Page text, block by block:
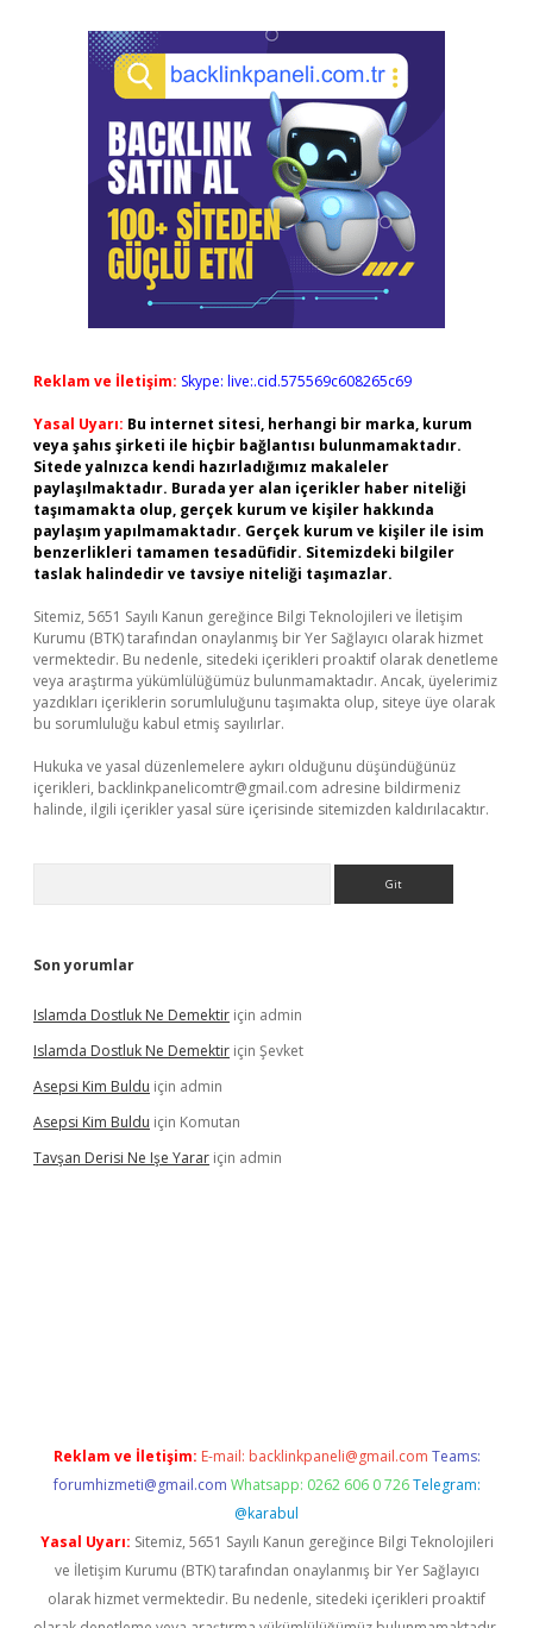
Reklam ve İletişim: Skype: live:.cid.575569c608265c69
Yasal Uyarı: Bu internet sitesi, herhangi bir marka, kurum
veya şahıs şirketi ile hiçbir bağlantısı bulunmamaktadır.
Sitede yalnızca kendi hazırladığımız makaleler
paylaşılmaktadır. Burada yer alan içerikler haber niteliği
taşımamakta olup, gerçek kurum ve kişiler hakkında
paylaşım yapılmamaktadır. Gerçek kurum ve kişiler ile isim
benzerlikleri tamamen tesadüfidir. Sitemizdeki bilgiler
taslak halindedir ve tavsiye niteliği taşımazlar.
Sitemiz, 5651 Sayılı Kanun gereğince Bilgi Teknolojileri ve İletişim
Kurumu (BTK) tarafından onaylanmış bir Yer Sağlayıcı olarak hizmet
vermektedir. Bu nedenle, sitedeki içerikleri proaktif olarak denetleme
veya araştırma yükümlülüğümüz bulunmamaktadır. Ancak, üyelerimiz
yazdıkları içeriklerin sorumluluğunu taşımakta olup, siteye üye olarak
bu sorumluluğu kabul etmiş sayılırlar.
Hukuka ve yasal düzenlemelere aykırı olduğunu düşündüğünüz
içerikleri, backlinkpanelicomtr@gmail.com adresine bildirmeniz
halinde, ilgili içerikler yasal süre içerisinde sitemizden kaldırılacaktır.
Son yorumlar
Islamda Dostluk Ne Demektir için admin
Islamda Dostluk Ne Demektir için Şevket
Asepsi Kim Buldu için admin
Asepsi Kim Buldu için Komutan
Tavşan Derisi Ne Işe Yarar için admin
Reklam ve İletişim: E-mail: backlinkpaneli@gmail.com Teams:
forumhizmeti@gmail.com Whatsapp: 0262 606 0 726 Telegram:
@karabul
Yasal Uyarı: Sitemiz, 5651 Sayılı Kanun gereğince Bilgi Teknolojileri
ve İletişim Kurumu (BTK) tarafından onaylanmış bir Yer Sağlayıcı
olarak hizmet vermektedir. Bu nedenle, sitedeki içerikleri proaktif